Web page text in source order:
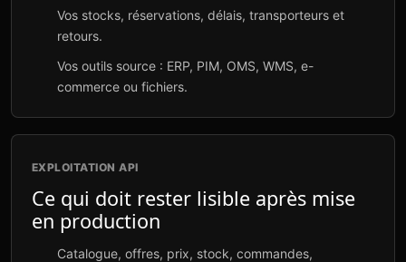
Vos stocks, réservations, délais, transporteurs et
retours.
Vos outils source : ERP, PIM, OMS, WMS, e-
commerce ou fichiers.
EXPLOITATION API
Ce qui doit rester lisible après mise
en production
Catalogue, offres, prix, stock, commandes,